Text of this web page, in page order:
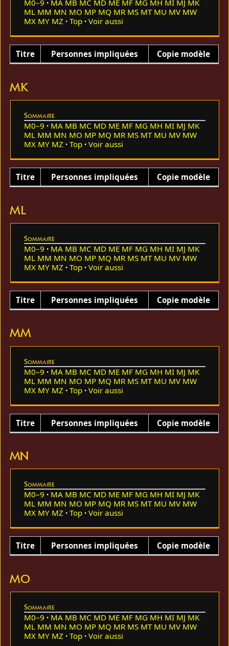
M0–9 MA MB MC MD ME MF MG MH MI MJ MK
ML MM MN MO MP MQ MR MS MT MU MV MW
MX MY MZ Top Voir aussi
Titre Personnes impliquées Copie modèle
MK
Sommaire
M0–9 MA MB MC MD ME MF MG MH MI MJ MK
ML MM MN MO MP MQ MR MS MT MU MV MW
MX MY MZ Top Voir aussi
Titre Personnes impliquées Copie modèle
ML
Sommaire
M0–9 MA MB MC MD ME MF MG MH MI MJ MK
ML MM MN MO MP MQ MR MS MT MU MV MW
MX MY MZ Top Voir aussi
Titre Personnes impliquées Copie modèle
MM
Sommaire
M0–9 MA MB MC MD ME MF MG MH MI MJ MK
ML MM MN MO MP MQ MR MS MT MU MV MW
MX MY MZ Top Voir aussi
Titre Personnes impliquées Copie modèle
MN
Sommaire
M0–9 MA MB MC MD ME MF MG MH MI MJ MK
ML MM MN MO MP MQ MR MS MT MU MV MW
MX MY MZ Top Voir aussi
Titre Personnes impliquées Copie modèle
MO
Sommaire
M0–9 MA MB MC MD ME MF MG MH MI MJ MK
ML MM MN MO MP MQ MR MS MT MU MV MW
MX MY MZ Top Voir aussi